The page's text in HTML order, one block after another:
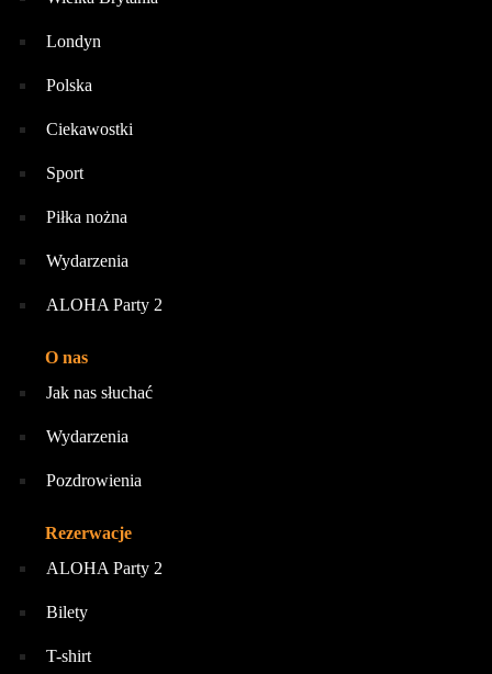
Londyn
Polska
Ciekawostki
Sport
Piłka nożna
Wydarzenia
ALOHA Party 2
O nas
Jak nas słuchać
Wydarzenia
Pozdrowienia
Rezerwacje
ALOHA Party 2
Bilety
T-shirt